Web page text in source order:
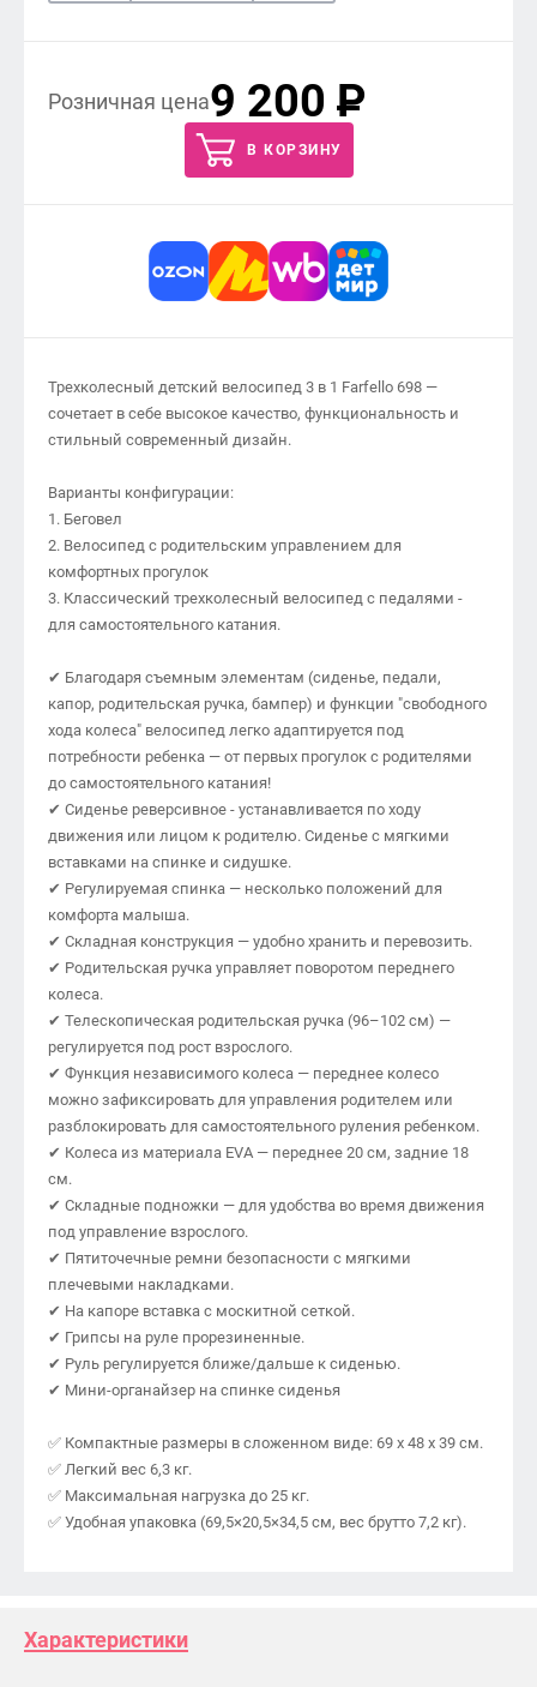
Розничная цена9 200 P
В КОРЗИНУ
Трехколесный детский велосипед 3 в 1 Farfello 698 —
сочетает в себе высокое качество, функциональность и
стильный современный дизайн.
Варианты конфигурации:
1. Беговел
2. Велосипед с родительским управлением для
комфортных прогулок
3. Классический трехколесный велосипед с педалями -
для самостоятельного катания.
✔ Благодаря съемным элементам (сиденье, педали,
капор, родительская ручка, бампер) и функции "свободного
хода колеса" велосипед легко адаптируется под
потребности ребенка — от первых прогулок с родителями
до самостоятельного катания!
✔ Сиденье реверсивное - устанавливается по ходу
движения или лицом к родителю. Сиденье с мягкими
вставками на спинке и сидушке.
✔ Регулируемая спинка — несколько положений для
комфорта малыша.
✔ Складная конструкция — удобно хранить и перевозить.
✔ Родительская ручка управляет поворотом переднего
колеса.
✔ Телескопическая родительская ручка (96–102 см) —
регулируется под рост взрослого.
✔ Функция независимого колеса — переднее колесо
можно зафиксировать для управления родителем или
разблокировать для самостоятельного руления ребенком.
✔ Колеса из материала EVA — переднее 20 см, задние 18
см.
✔ Складные подножки — для удобства во время движения
под управление взрослого.
✔ Пятиточечные ремни безопасности с мягкими
плечевыми накладками.
✔ На капоре вставка с москитной сеткой.
✔ Грипсы на руле прорезиненные.
✔ Руль регулируется ближе/дальше к сиденью.
✔ Мини-органайзер на спинке сиденья
✅ Компактные размеры в сложенном виде: 69 х 48 х 39 см.
✅ Легкий вес 6,3 кг.
✅ Максимальная нагрузка до 25 кг.
✅ Удобная упаковка (69,5×20,5×34,5 см, вес брутто 7,2 кг).
Характеристики